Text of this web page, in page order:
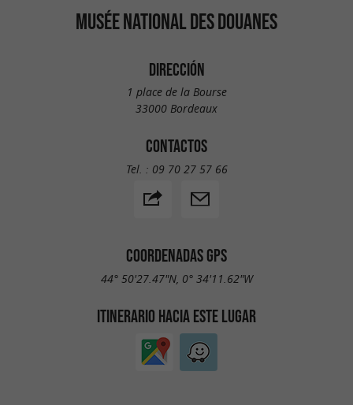
MUSÉE NATIONAL DES DOUANES
DIRECCIÓN
1 place de la Bourse
33000 Bordeaux
CONTACTOS
Tel. : 09 70 27 57 66
COORDENADAS GPS
44° 50'27.47"N, 0° 34'11.62"W
ITINERARIO HACIA ESTE LUGAR